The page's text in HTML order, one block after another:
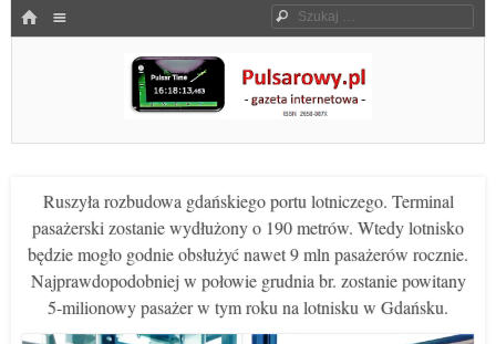
HOME Szukaj
Pulsarowy.pl
Ruszyła rozbudowa gdańskiego portu lotniczego. Terminal
pasażerski zostanie wydłużony o 190 metrów. Wtedy lotnisko
będzie mogło godnie obsłużyć nawet 9 mln pasażerów rocznie.
Najprawdopodobniej w połowie grudnia br. zostanie powitany
5-milionowy pasażer w tym roku na lotnisku w Gdańsku.